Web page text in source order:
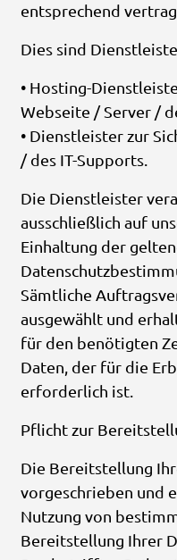
entsprechend
Dies sind
• Hosting-
Webseite / Server /
• Dienstleister zur
/ des IT-Supports.
Die Dienstleister
ausschließlich auf
Einhaltung der
Sämtliche
ausgewählt und
für den benötigten
Daten, der für die
erforderlich ist.
Pflicht zur
Die Bereitstellung
vorgeschrieben und
Nutzung von
Bereitstellung Ihrer